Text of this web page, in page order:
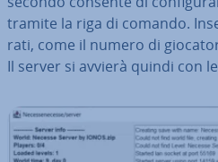
tramite la riga di comando.
ra­ti, come il numero di
Il server si avvierà quindi con